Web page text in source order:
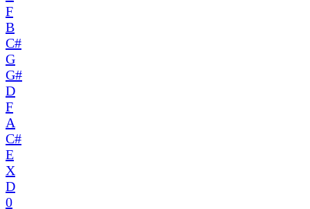
F
B
C#
G
G#
D
F
A
C#
E
X
D
0